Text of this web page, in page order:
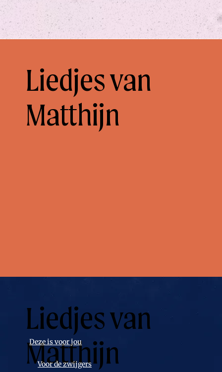
Liedjes van
Matthijn
Liedjes van
Matthijn
Deze is voor jou
Voor de zwijgers